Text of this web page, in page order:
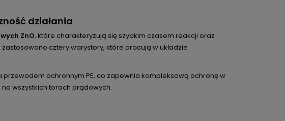
działania
ZnO, które charakteryzują się szybkim czasem reakcji oraz
cztery warystory, które pracują w układzie
przewodem ochronnym PE, co zapewnia kompleksową ochronę w
wszystkich torach prądowych.